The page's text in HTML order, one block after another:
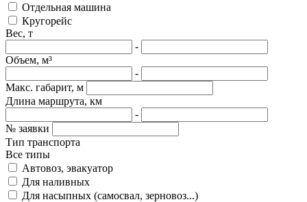
Отдельная машина
Кругорейс
Вес, т
-
Объем, м³
-
Макс. габарит, м
Длина маршрута, км
-
№ заявки
Тип транспорта
Все типы
Автовоз, эвакуатор
Для наливных
Для насыпных (самосвал, зерновоз...)